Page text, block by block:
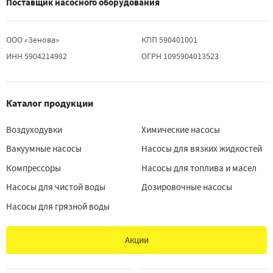
Поставщик насосного оборудования
ООО «Зенова»
ИНН 5904214982
КПП 590401001
ОГРН 1095904013523
Каталог продукции
Воздуходувки
Вакуумные насосы
Компрессоры
Насосы для чистой воды
Насосы для грязной воды
Химические насосы
Насосы для вязких жидкостей
Насосы для топлива и масел
Дозировочные насосы
Акции